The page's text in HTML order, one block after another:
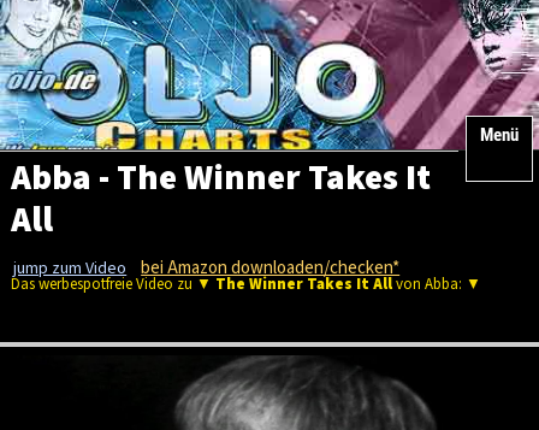
Menü
Abba - The Winner Takes It
All
jump zum Video bei Amazon downloaden/checken*
Das werbespotfreie Video zu ▼ The Winner Takes It Allvon Abba: ▼